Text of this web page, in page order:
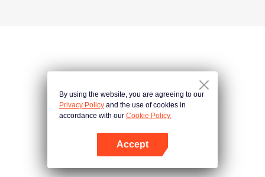
By using the website, you are agreeing to our
Privacy Policy and the use of cookies in
accordance with our Cookie Policy.
Accept